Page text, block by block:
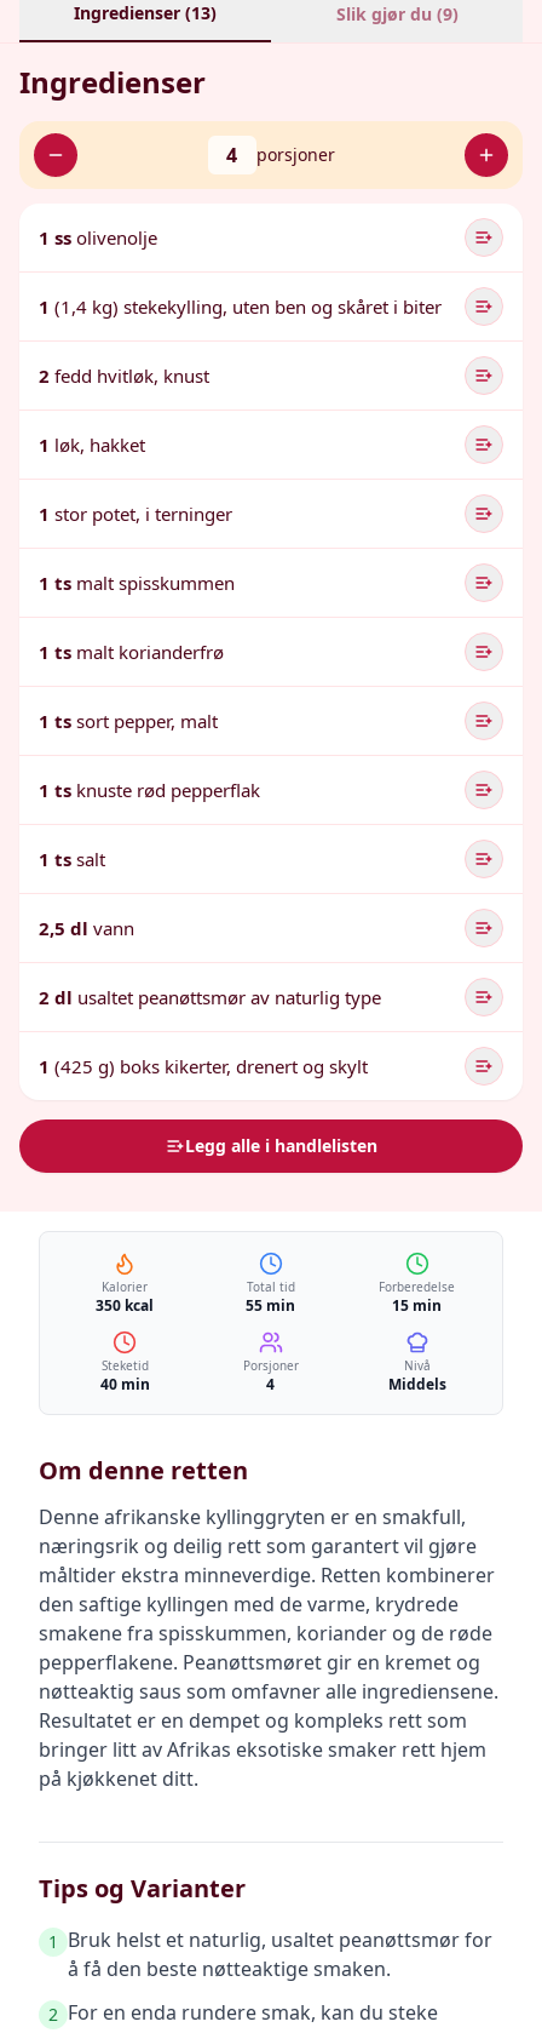
Ingredienser (13) Slik gjør du (9)
Ingredienser
4 porsjoner
1 ss olivenolje
1 (1,4 kg) stekekylling, uten ben og skåret i biter
2 fedd hvitløk, knust
1 løk, hakket
1 stor potet, i terninger
1 ts malt spisskummen
1 ts malt korianderfrø
1 ts sort pepper, malt
1 ts knuste rød pepperflak
1 ts salt
2,5 dl vann
2 dl usaltet peanøttsmør av naturlig type
1 (425 g) boks kikerter, drenert og skylt
Legg alle i handlelisten
Kalorier
350 kcal
Total tid
55 min
Forberedelse
15 min
Steketid
40 min
Porsjoner
4
Nivå
Middels
Om denne retten
Denne afrikanske kyllinggryten er en smakfull,
næringsrik og deilig rett som garantert vil gjøre
måltider ekstra minneverdige. Retten kombinerer
den saftige kyllingen med de varme, krydrede
smakene fra spisskummen, koriander og de røde
pepperflakene. Peanøttsmøret gir en kremet og
nøtteaktig saus som omfavner alle ingrediensene.
Resultatet er en dempet og kompleks rett som
bringer litt av Afrikas eksotiske smaker rett hjem
på kjøkkenet ditt.
Tips og Varianter
1
Bruk helst et naturlig, usaltet peanøttsmør for
å få den beste nøtteaktige smaken.
2 For en enda rundere smak, kan du steke